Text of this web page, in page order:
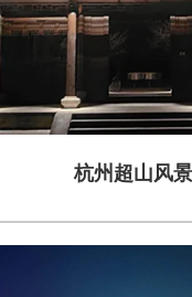
杭州超山风